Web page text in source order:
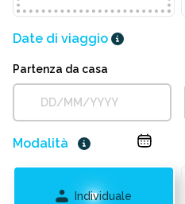
Date di viaggio
Partenza da casa
Modalità
Individuale